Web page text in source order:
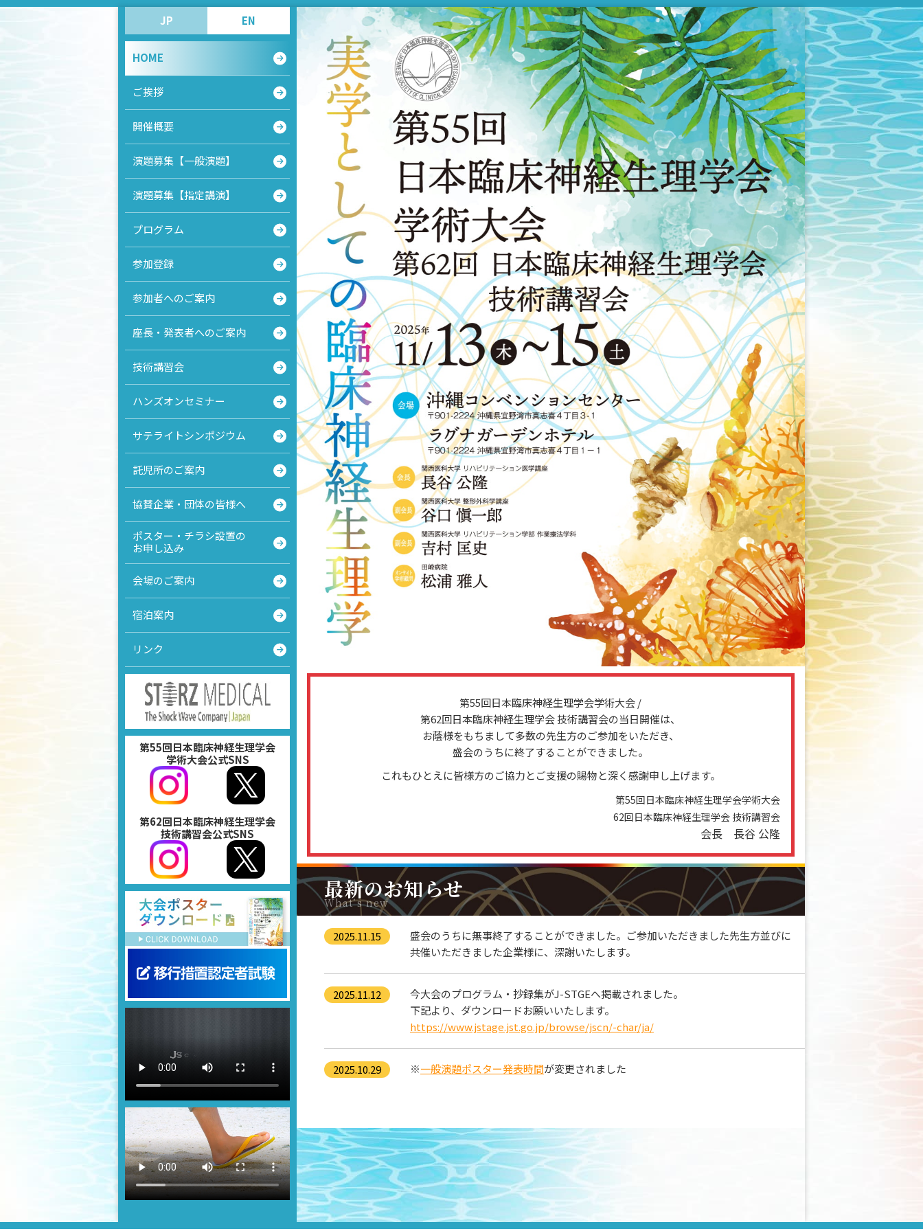
JP EN
HOME
ご挨拶
開催概要
演題募集【一般演題】
演題募集【指定講演】
プログラム
参加登録
参加者へのご案内
座長・発表者へのご案内
技術講習会
ハンズオンセミナー
サテライトシンポジウム
託児所のご案内
協賛企業・団体の皆様へ
ポスター・チラシ設置の
お申し込み
会場のご案内
宿泊案内
リンク
第55回⽇本臨床神経⽣理学会
学術⼤会公式SNS
第62回⽇本臨床神経⽣理学会
技術講習会公式SNS
第55回日本臨床神経生理学会学術大会 /
第62回日本臨床神経生理学会 技術講習会の当日開催は、
お蔭様をもちまして多数の先生方のご参加をいただき、
盛会のうちに終了することができました。
これもひとえに皆様方のご協力とご支援の賜物と深く感謝申し上げます。
第55回日本臨床神経生理学会学術大会
62回日本臨床神経生理学会 技術講習会
会長 長谷 公隆
最新のお知らせ
What’s new
2025.11.15
盛会のうちに無事終了することができました。ご参加いただきました先生方並びに
共催いただきました企業様に、深謝いたします。
2025.11.12
今大会のプログラム・抄録集がJ-STGEへ掲載されました。
下記より、ダウンロードお願いいたします。
https://www.jstage.jst.go.jp/browse/jscn/-char/ja/
2025.10.29 ※一般演題ポスター発表時間が変更されました
2025.10.22 参加者へのご案内を更新いたしました。
座長・発表者へのご案内、託児所のご案内
2025.10.17 プログラム（暫定版）は修正中です。